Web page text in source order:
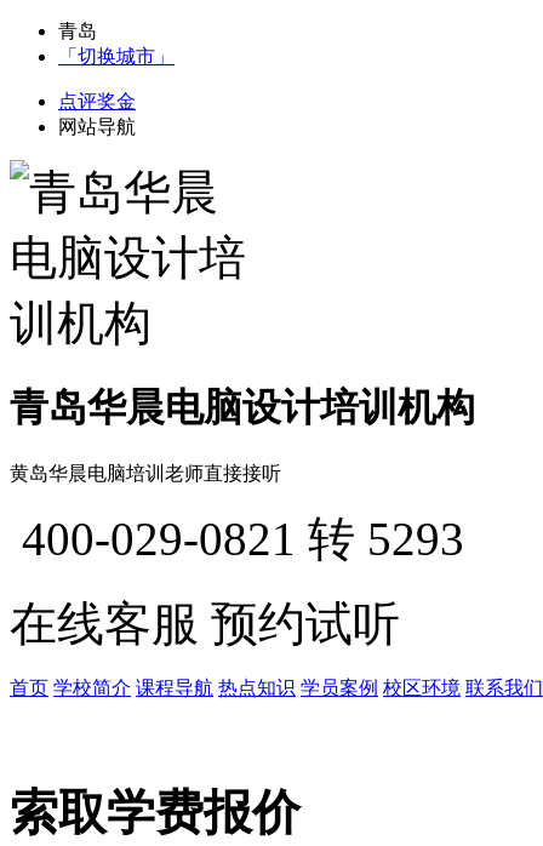
青岛
「切换城市」
点评奖金
网站导航
青岛华晨电脑设计培训机构
黄岛华晨电脑培训老师直接接听
400-029-0821 转 5293
在线客服 预约试听
首页 学校简介 课程导航 热点知识 学员案例 校区环境 联系我们
索取学费报价